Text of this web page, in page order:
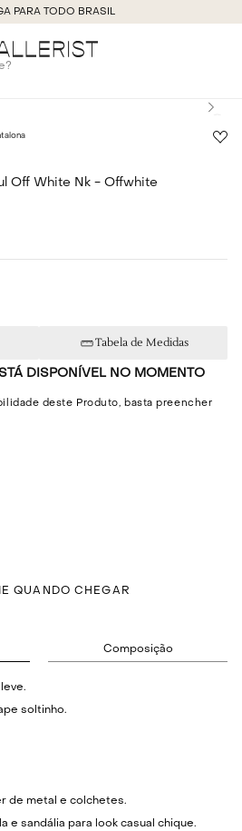
PARA TODO BRASIL
Calça Crepe Energy Soul Off White Nk - Offwhite
Tabela de Medidas
DISPONÍVEL NO MOMENTO
deste Produto, basta preencher
QUANDO CHEGAR
Composição
soltinho.
de metal e colchetes.
e sandália para look casual chique.